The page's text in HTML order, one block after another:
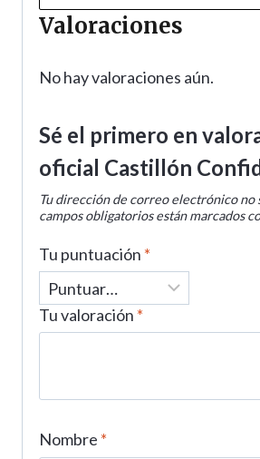
Valoraciones
No hay valoraciones aún.
Sé el primero en
oficial Castillón
Tu dirección de correo electrónico no
campos obligatorios están marcados
Tu puntuación *
Tu valoración *
Nombre *